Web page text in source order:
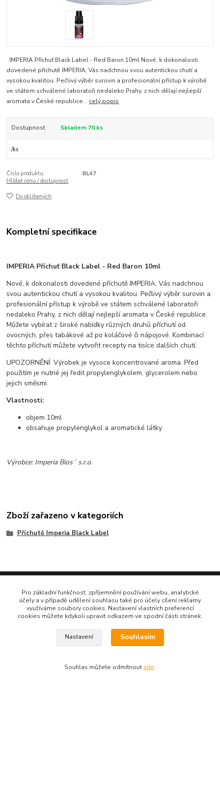
IMPERIA Příchuť Black Label - Red Baron 10ml Nové, k dokonalosti
dovedené příchutě IMPERIA, Vás nadchnou svou autentickou chutí a
vysokou kvalitou. Pečlivý výběr surovin a profesionální přístup k výrobě
ve státem schválené laboratoři nedaleko Prahy, z nich dělají nejlepší
aromata v České republice... celý popis
Dostupnost Skladem 70 ks
/ks
Číslo produktu:
BL47
Hlídat cenu / dostupnost
Do oblíbených
Kompletní specifikace
IMPERIA Příchuť Black Label - Red Baron 10ml
Nové, k dokonalosti dovedené příchutě IMPERIA, Vás nadchnou
svou autentickou chutí a vysokou kvalitou. Pečlivý výběr surovin a
profesionální přístup k výrobě ve státem schválené laboratoři
nedaleko Prahy, z nich dělají nejlepší aromata v České republice.
Můžete vybírat z široké nabídky různých druhů příchutí od
ovocných, přes tabákové až po koláčové či nápojové. Kombinací
těchto příchutí můžete vytvořit recepty na tisíce dalších chutí.
UPOZORNĚNÍ: Výrobek je vysoce koncentrované aroma. Před
použitím je nutné jej ředit propylenglykolem, glycerolem nebo
jejich směsmi.
Vlastnosti:
objem 10ml
obsahuje propylenglykol a aromatické látky
Výrobce: Imperia Bios´ s.r.o.
Zboží zařazeno v kategoriích
Příchutě Imperia Black Label
Kde nás najdete
Od 1.7.2024 osobní odběr v Karviné zrušen.
Pro základní funkčnost, zpříjemnění používání webu, analytické
účely a v případě udělení souhlasu také pro účely cílení reklamy
využíváme soubory cookies. Nastavení vlastních preferencí
cookies můžete kdykoli upravit odkazem ve spodní části stránek.
Nastavení Souhlasím
Souhlas můžete odmítnout zde.